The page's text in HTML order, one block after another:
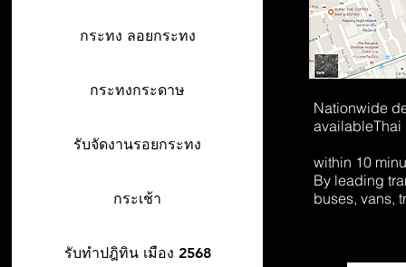
กระทง ลอยกระทง
กระทงกระดาษ
รับจัดงานรอยกระทง
กระเช้า
รับทำปฎิทิน เมือง 2568
Nationwide
availableThai
within 10
By leading
buses, vans,